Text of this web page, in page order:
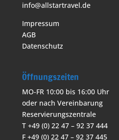
info@allstartravel.de
Impressum
AGB
Datenschutz
Öffnungszeiten
MO-FR 10:00 bis 16:00 Uhr
oder nach Vereinbarung
Reservierungszentrale
T +49 (0) 22 47 – 92 37 444
F +49 (0) 22 47 – 92 37 445